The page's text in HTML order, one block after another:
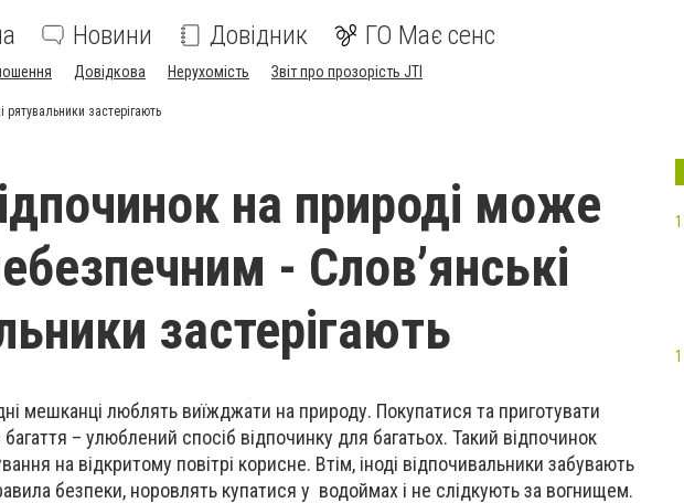
Новини Довідник ГО Має сенс
Довідкова Нерухомість Звіт про прозорість JTI
застерігають
на природі може
- Слов’янські
застерігають
мешканці люблять виїжджати на природу. Покупатися та приготувати
– улюблений спосіб відпочинку для багатьох. Такий відпочинок
на відкритому повітрі корисне. Втім, іноді відпочивальники забувають
безпеки, норовлять купатися у водоймах і не слідкують за вогнищем.